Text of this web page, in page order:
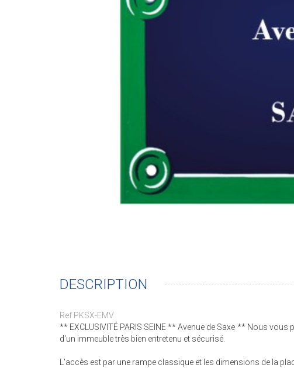
DESCRIPTION
Ref PKSX-EMV
** EXCLUSIVITÉ PARIS SEINE ** Avenue de Saxe ** Nous
d'un immeuble très bien entretenu et sécurisé.
L'accès est par une rampe classique et les dimensions de la